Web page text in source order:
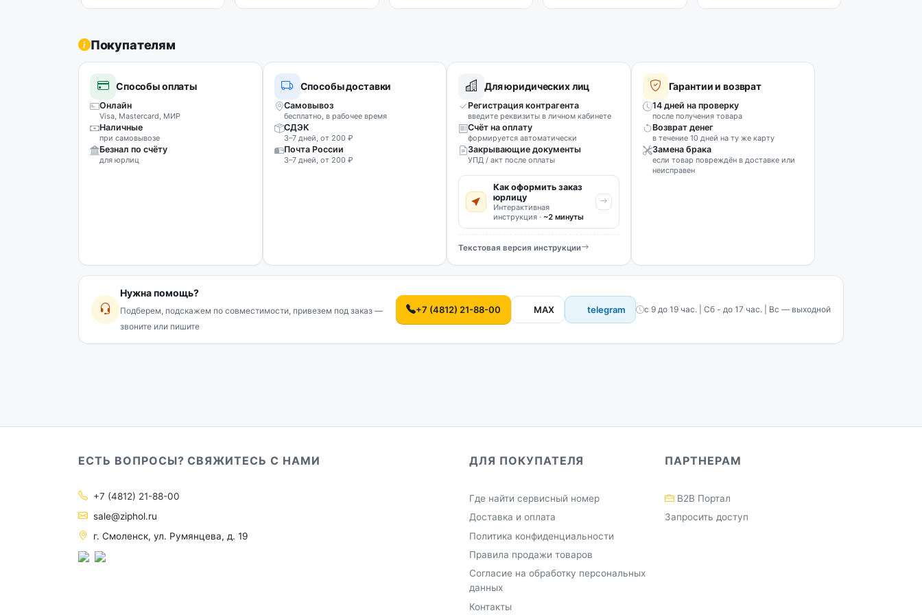
Покупателям
Способы оплаты
Онлайн
Visa, Mastercard, МИР
Наличные
при самовывозе
Безнал по счёту
для юрлиц
Способы доставки
Самовывоз
бесплатно, в рабочее время
СДЭК
3–7 дней, от 200 ₽
Почта России
3–7 дней, от 200 ₽
Для юридических лиц
Регистрация контрагента
введите реквизиты в личном кабинете
Счёт на оплату
формируется автоматически
Закрывающие документы
УПД / акт после оплаты
Как оформить заказ
юрлицу
Интерактивная
инструкция · ~2 минуты
Текстовая версия инструкции
Гарантии и возврат
14 дней на проверку
после получения товара
Возврат денег
в течение 10 дней на ту же карту
Замена брака
если товар повреждён в доставке или
неисправен
Нужна помощь?
Подберем, подскажем по совместимости, привезем под заказ —
звоните или пишите
+7 (4812) 21-88-00 MAX telegram с 9 до 19 час. | Сб - до 17 час. | Вс — выходной
ЕСТЬ ВОПРОСЫ? СВЯЖИТЕСЬ С НАМИ
+7 (4812) 21-88-00
sale@ziphol.ru
г. Смоленск, ул. Румянцева, д. 19
ДЛЯ ПОКУПАТЕЛЯ
Где найти сервисный номер
Доставка и оплата
Политика конфиденциальности
Правила продажи товаров
Согласие на обработку персональных
данных
Контакты
ПАРТНЕРАМ
B2B Портал
Запросить доступ